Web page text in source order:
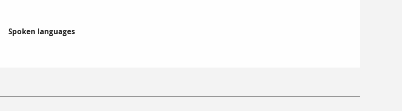
Spoken languages
Spoken languages